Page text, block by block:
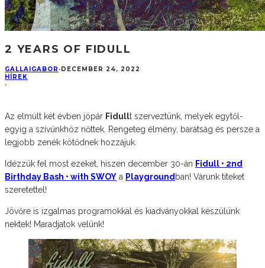
2 YEARS OF FIDULL
GALLAIGABOR · DECEMBER 24, 2022
HÍREK
·
Az elmúlt két évben jópár Fidullt szerveztünk, melyek egytől-
egyig a szívünkhöz nőttek. Rengeteg élmény, barátság és persze a
legjobb zenék kötődnek hozzájuk.
Idézzük fel most ezeket, hiszen december 30-án Fidull • 2nd
Birthday Bash • with SWOY a Playground ban! Várunk titeket
szeretettel!
Jövőre is izgalmas programokkal és kiadványokkal készülünk
nektek! Maradjatok velünk!